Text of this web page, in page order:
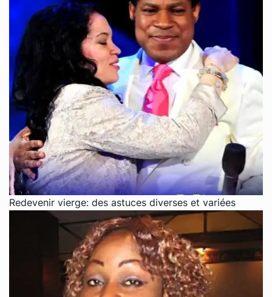
Redevenir vierge: des astuces diverses et variées